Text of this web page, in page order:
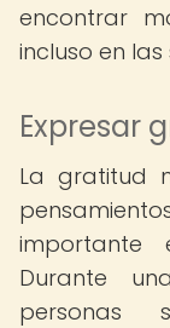
encontrar
incluso en
Expresar
La gratitud
importante
Durante
personas